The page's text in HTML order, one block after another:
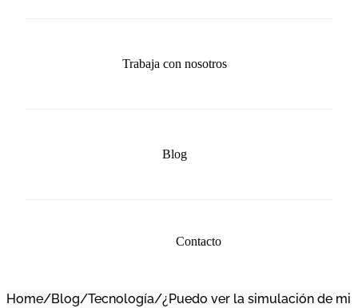
Trabaja con nosotros
Blog
Contacto
Home/Blog/Tecnología/¿Puedo ver la simulación de mi